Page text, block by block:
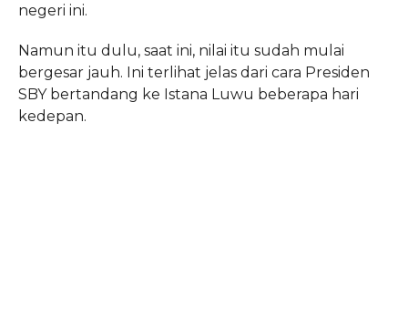
negeri ini.
Namun itu dulu, saat ini, nilai itu sudah mulai
bergesar jauh. Ini terlihat jelas dari cara Presiden
SBY bertandang ke Istana Luwu beberapa hari
kedepan.